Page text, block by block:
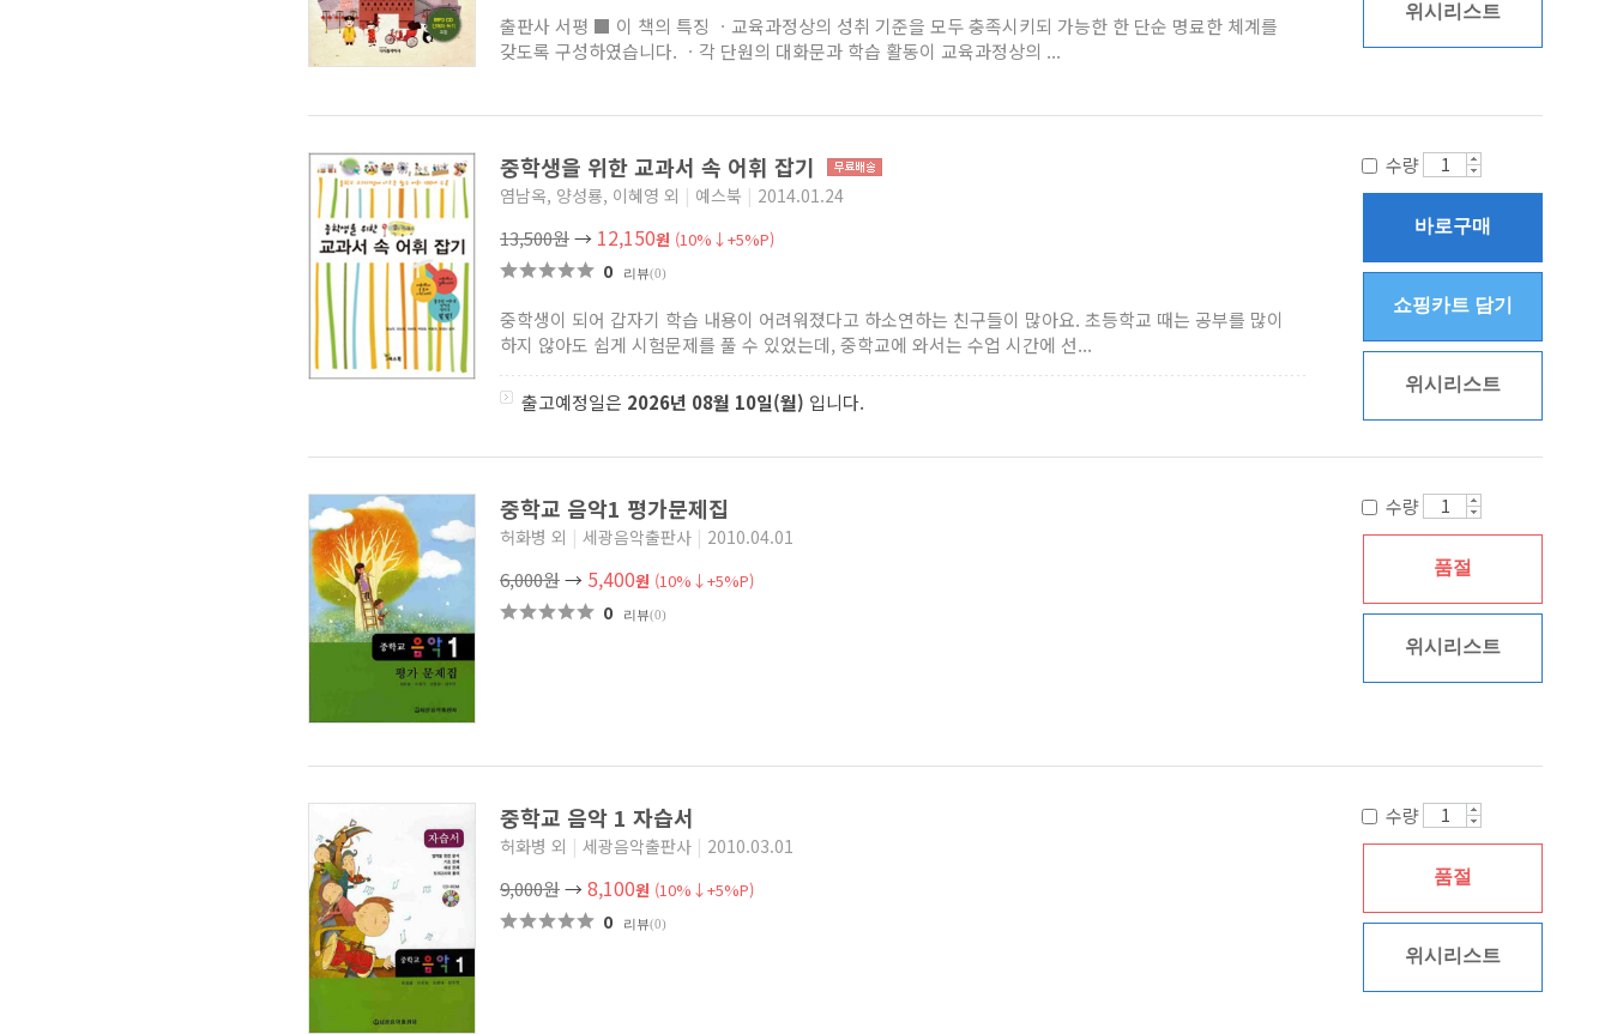
출판사 서평 ■ 이 책의 특징 ㆍ교육과정상의 성취 기준을 모두 충족시키되 가능한 한 단순 명료한 체계를
갖도록 구성하였습니다. ㆍ각 단원의 대화문과 학습 활동이 교육과정상의 ...
위시리스트
중학생을 위한 교과서 속 어휘 잡기
염남옥, 양성룡, 이혜영 외 | 예스북 | 2014.01.24
13,500원→ 12,150원 (10%↓+5%P)
0 리뷰(0)
중학생이 되어 갑자기 학습 내용이 어려워졌다고 하소연하는 친구들이 많아요. 초등학교 때는 공부를 많이
하지 않아도 쉽게 시험문제를 풀 수 있었는데, 중학교에 와서는 수업 시간에 선...
출고예정일은 2026년 08월 10일(월) 입니다.
수량
바로구매
쇼핑카트 담기
위시리스트
중학교 음악1 평가문제집
허화병 외 | 세광음악출판사 | 2010.04.01
6,000원→ 5,400원 (10%↓+5%P)
0 리뷰(0)
수량
품절
위시리스트
중학교 음악 1 자습서
허화병 외 | 세광음악출판사 | 2010.03.01
9,000원→8,100원 (10%↓+5%P)
0 리뷰(0)
수량
품절
위시리스트